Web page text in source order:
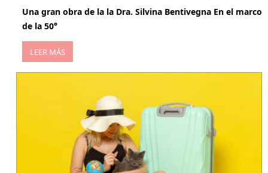
Una gran obra de la la Dra. Silvina Bentivegna En el marco
de la 50°
LEER MÁS